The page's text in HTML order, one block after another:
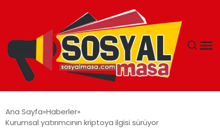
EKONOMI
Ana Sayfa Haberler
Kurumsal yatırımcının kriptoya ilgisi sürüyor